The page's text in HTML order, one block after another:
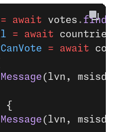
= await votes .
= await countries
= await
(lvn,
{
(lvn,